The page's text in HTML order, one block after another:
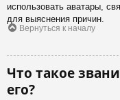
использовать аватары,
для выяснения причин.
Вернуться к началу
Что такое
его?